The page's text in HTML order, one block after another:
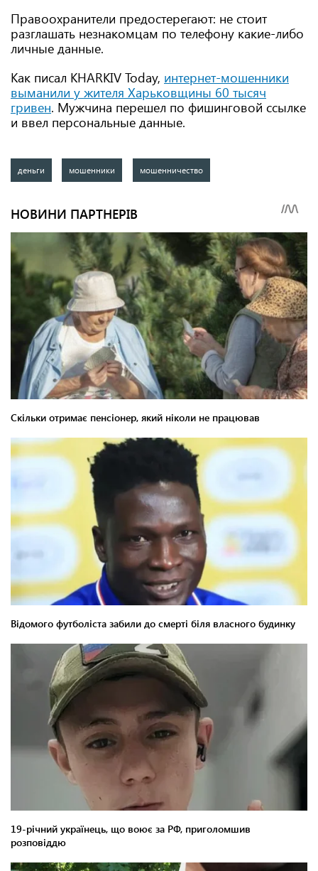
Правоохранители предостерегают: не стоит
разглашать незнакомцам по телефону какие-либо
личные данные.
Как писал KHARKIV Today, интернет-мошенники
выманили у жителя Харьковщины 60 тысяч
гривен. Мужчина перешел по фишинговой ссылке
и ввел персональные данные.
деньги мошенники мошенничество